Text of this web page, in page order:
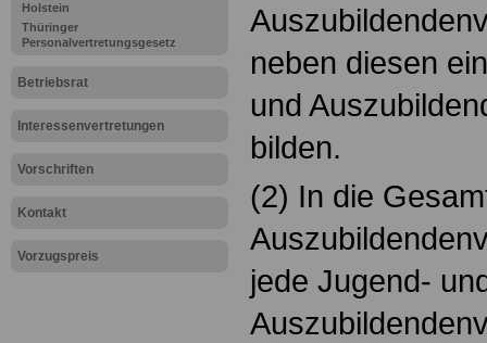
Holstein
Thüringer
Personalvertretungsgesetz
Betriebsrat
Interessenvertretungen
Vorschriften
Kontakt
Vorzugspreis
neben diesen
und
bilden.
(2) In die
jede Jugend-